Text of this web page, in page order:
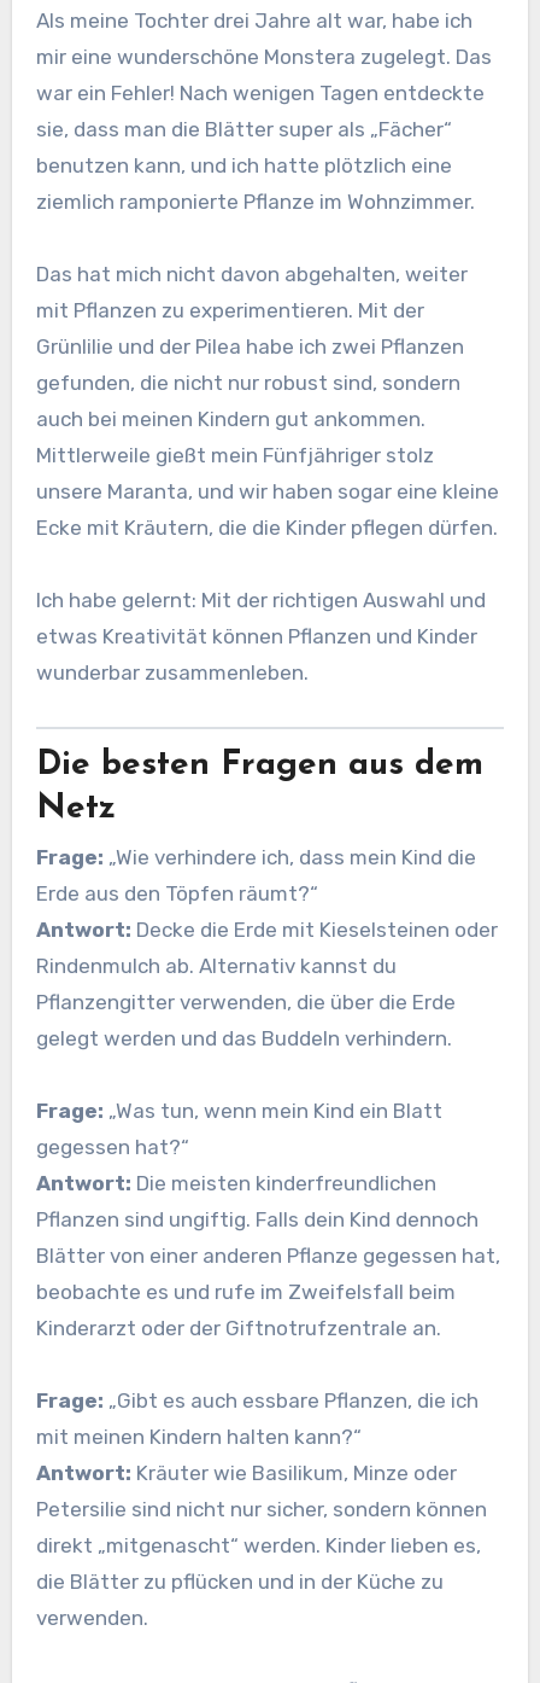
Als meine Tochter drei Jahre alt war, habe ich
mir eine wunderschöne Monstera zugelegt. Das
war ein Fehler! Nach wenigen Tagen entdeckte
sie, dass man die Blätter super als „Fächer“
benutzen kann, und ich hatte plötzlich eine
ziemlich ramponierte Pflanze im Wohnzimmer.
Das hat mich nicht davon abgehalten, weiter
mit Pflanzen zu experimentieren. Mit der
Grünlilie und der Pilea habe ich zwei Pflanzen
gefunden, die nicht nur robust sind, sondern
auch bei meinen Kindern gut ankommen.
Mittlerweile gießt mein Fünfjähriger stolz
unsere Maranta, und wir haben sogar eine kleine
Ecke mit Kräutern, die die Kinder pflegen dürfen.
Ich habe gelernt: Mit der richtigen Auswahl und
etwas Kreativität können Pflanzen und Kinder
wunderbar zusammenleben.
Die besten Fragen aus dem
Netz
Frage: „Wie verhindere ich, dass mein Kind die
Erde aus den Töpfen räumt?“
Antwort: Decke die Erde mit Kieselsteinen oder
Rindenmulch ab. Alternativ kannst du
Pflanzengitter verwenden, die über die Erde
gelegt werden und das Buddeln verhindern.
Frage: „Was tun, wenn mein Kind ein Blatt
gegessen hat?“
Antwort: Die meisten kinderfreundlichen
Pflanzen sind ungiftig. Falls dein Kind dennoch
Blätter von einer anderen Pflanze gegessen hat,
beobachte es und rufe im Zweifelsfall beim
Kinderarzt oder der Giftnotrufzentrale an.
Frage: „Gibt es auch essbare Pflanzen, die ich
mit meinen Kindern halten kann?“
Antwort: Kräuter wie Basilikum, Minze oder
Petersilie sind nicht nur sicher, sondern können
direkt „mitgenascht“ werden. Kinder lieben es,
die Blätter zu pflücken und in der Küche zu
verwenden.